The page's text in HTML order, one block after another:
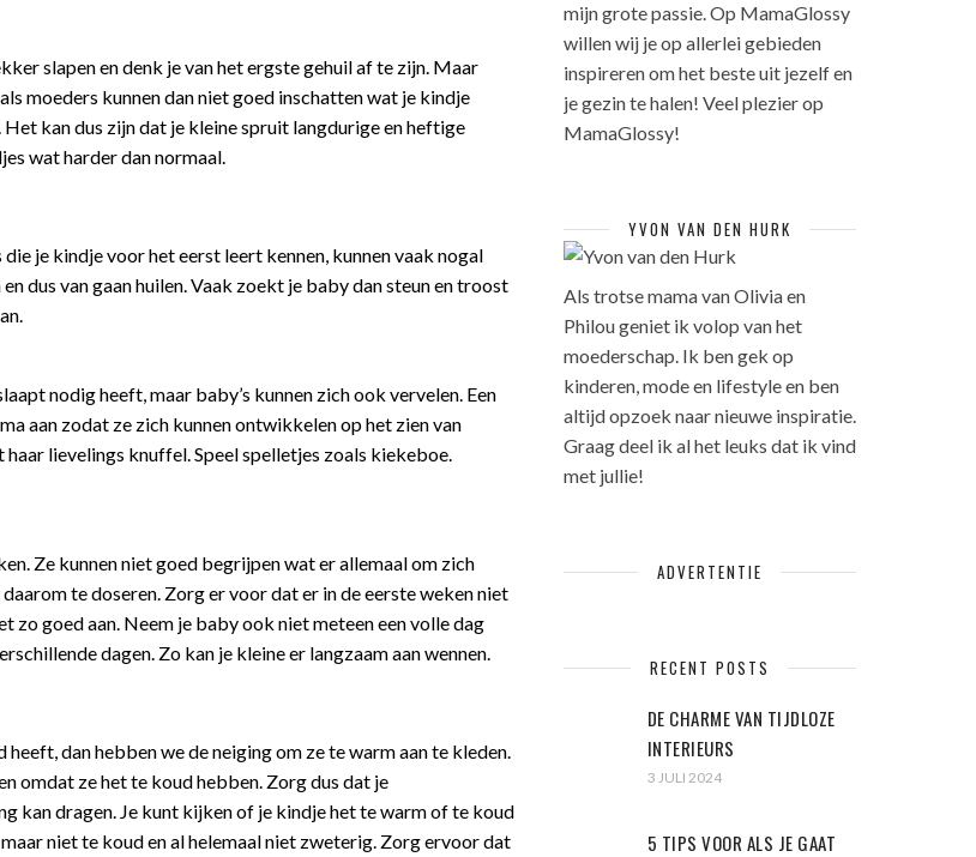
slapen en denk je van het ergste gehuil af te zijn. Maar
moeders kunnen dan niet goed inschatten wat je kindje
kan dus zijn dat je kleine spruit langdurige en heftige
wat harder dan normaal.
je kindje voor het eerst leert kennen, kunnen vaak nogal
dus van gaan huilen. Vaak zoekt je baby dan steun en troost
nodig heeft, maar baby’s kunnen zich ook vervelen. Een
aan zodat ze zich kunnen ontwikkelen op het zien van
lievelings knuffel. Speel spelletjes zoals kiekeboe.
Ze kunnen niet goed begrijpen wat er allemaal om zich
te doseren. Zorg er voor dat er in de eerste weken niet
zo goed aan. Neem je baby ook niet meteen een volle dag
dagen. Zo kan je kleine er langzaam aan wennen.
dan hebben we de neiging om ze te warm aan te kleden.
omdat ze het te koud hebben. Zorg dus dat je
dragen. Je kunt kijken of je kindje het te warm of te koud
niet te koud en al helemaal niet zweterig. Zorg ervoor dat
mijn grote passie. Op MamaGlossy
willen wij je op allerlei gebieden
inspireren om het beste uit jezelf en
je gezin te halen! Veel plezier op
MamaGlossy!
YVON VAN DEN HURK
Als trotse mama van Olivia en
Philou geniet ik volop van het
moederschap. Ik ben gek op
kinderen, mode en lifestyle en ben
altijd opzoek naar nieuwe inspiratie.
Graag deel ik al het leuks dat ik vind
met jullie!
ADVERTENTIE
RECENT POSTS
DE CHARME VAN TIJDLOZE
INTERIEURS
3 JULI 2024
5 TIPS VOOR ALS JE GAAT